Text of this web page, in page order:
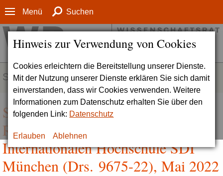
Hinweis zur Verwendung von Cookies
Cookies erleichtern die Bereitstellung unserer Dienste.
Mit der Nutzung unserer Dienste erklären Sie sich damit
einverstanden, dass wir Cookies verwenden. Weitere
Informationen zum Datenschutz erhalten Sie über den
folgenden Link: Datenschutz
Erlauben Ablehnen
Menü Suchen
SERVICE
Stellungnahme zur Institutionellen
Reakkreditierung der
Internationalen Hochschule SDI
München (Drs. 9675-22), Mai 2022